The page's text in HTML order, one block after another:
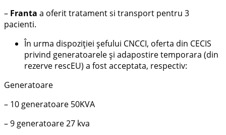
– Franta a oferit tratament si transport pentru 3
pacienti.
În urma dispoziției șefului CNCCI, oferta din CECIS
privind generatoarele și adapostire temporara (din
rezerve rescEU) a fost acceptata, respectiv:
Generatoare
– 10 generatoare 50KVA
– 9 generatoare 27 kva